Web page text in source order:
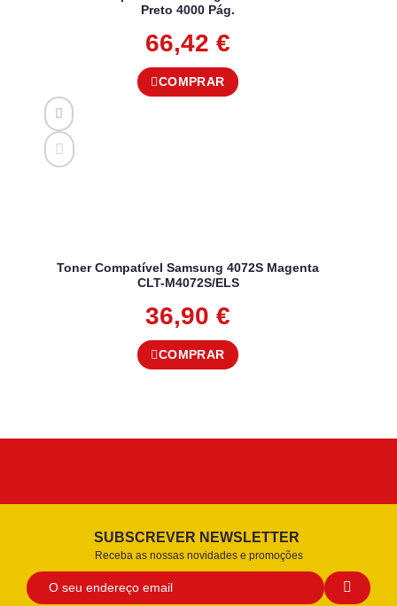
Preto 4000 Pág.
66,42 €
COMPRAR
Toner Compatível Samsung 4072S Magenta
CLT-M4072S/ELS
36,90 €
COMPRAR
SUBSCREVER NEWSLETTER
Receba as nossas novidades e promoções